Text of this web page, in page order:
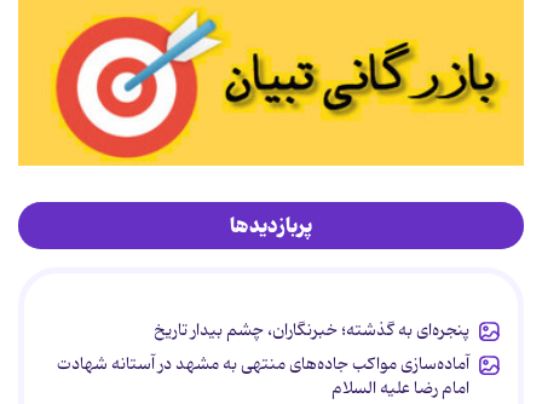
پربازدیدها
پنجره‌ای به گذشته؛ خبرنگاران، چشم بیدار تاریخ
آماده‌سازی مواکب جاده‌های منتهی به مشهد در آستانه شهادت
امام رضا علیه السلام